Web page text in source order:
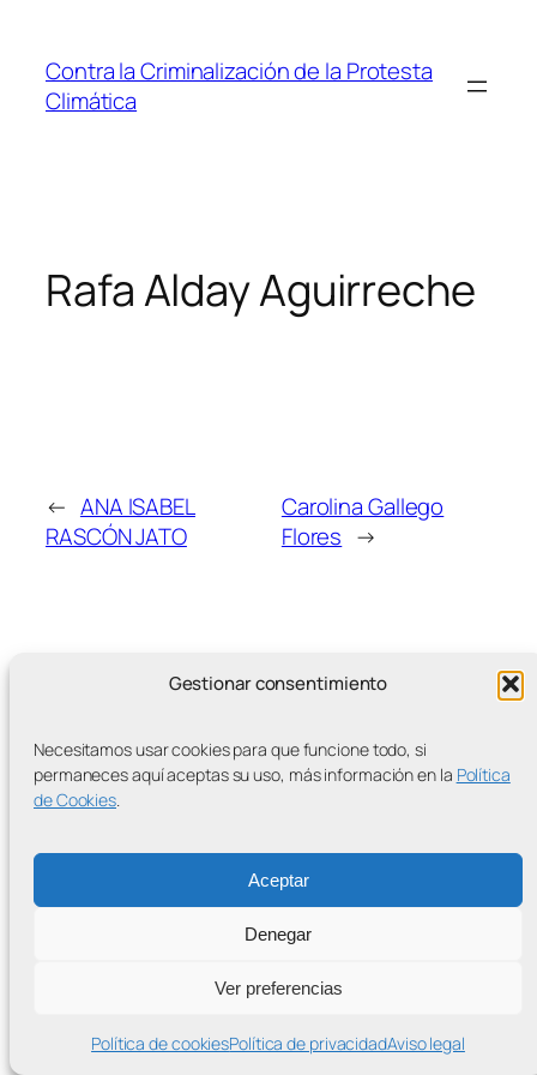
Gestionar consentimiento
Necesitamos usar cookies para que funcione todo, si
permaneces aquí aceptas su uso, más información en la Política
de Cookies.
Aceptar
Denegar
Ver preferencias
Política de cookiesPolítica de privacidadAviso legal
contenido
Contra la Criminalización de la Protesta
Climática
Rafa Alday Aguirreche
← ANA ISABEL
RASCÓN JATO
Carolina Gallego
Flores →
WordPress